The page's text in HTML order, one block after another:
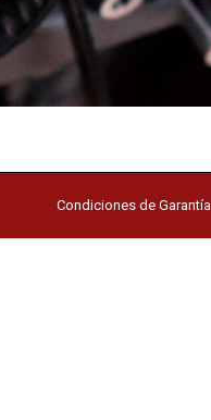
Condiciones de Garantía